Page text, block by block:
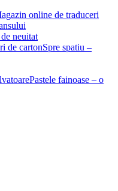
online de traduceri
neuitat
Spre spatiu –
Pastele fainoase – o